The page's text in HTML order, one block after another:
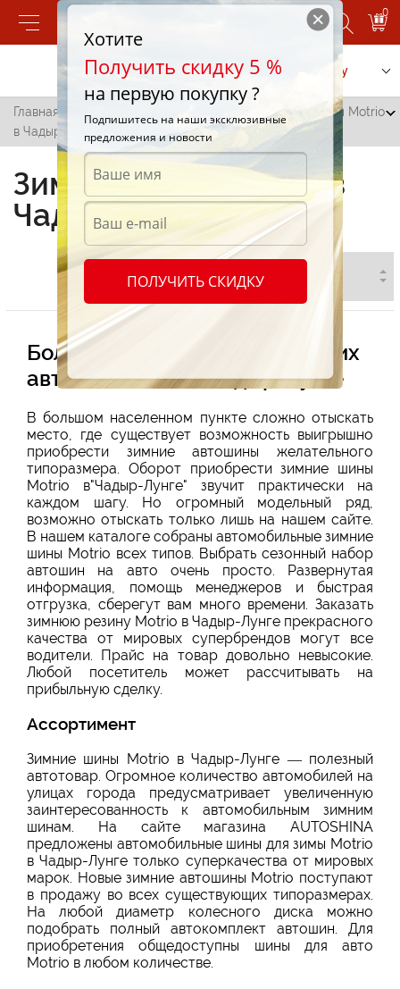
0
Позвонить Заказать услугу
Главная /
Зимние шины Motrio
в Чадыр-Лунге
Зимние шины Motrio в
Чадыр-Лунге
Большой модельный ряд зимних
автошин Motrio в Чадыр-Лунге
В большом населенном пункте сложно отыскать
место, где существует возможность выигрышно
приобрести зимние автошины желательного
типоразмера. Оборот приобрести зимние шины
Motrio в"Чадыр-Лунге" звучит практически на
каждом шагу. Но огромный модельный ряд,
возможно отыскать только лишь на нашем сайте.
В нашем каталоге собраны автомобильные зимние
шины Motrio всех типов. Выбрать сезонный набор
автошин на авто очень просто. Развернутая
информация, помощь менеджеров и быстрая
отгрузка, сберегут вам много времени. Заказать
зимнюю резину Motrio в Чадыр-Лунге прекрасного
качества от мировых супербрендов могут все
водители. Прайс на товар довольно невысокие.
Любой посетитель может рассчитывать на
прибыльную сделку.
Ассортимент
Зимние шины Motrio в Чадыр-Лунге — полезный
автотовар. Огромное количество автомобилей на
улицах города предусматривает увеличенную
заинтересованность к автомобильным зимним
шинам. На сайте магазина AUTOSHINA
предложены автомобильные шины для зимы Motrio
в Чадыр-Лунге только суперкачества от мировых
марок. Новые зимние автошины Motrio поступают
в продажу во всех существующих типоразмерах.
На любой диаметр колесного диска можно
подобрать полный автокомплект автошин. Для
приобретения общедоступны шины для авто
Motrio в любом количестве.
Хотите
Получить скидку 5 %
на первую покупку ?
Подпишитесь на наши эксклюзивные
предложения и новости
ПОЛУЧИТЬ СКИДКУ